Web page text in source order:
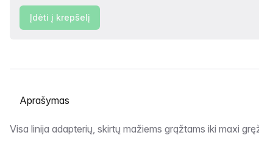
Įdėti į krepšelį
Pasirinkite skirtuką
Aprašymas
Visa linija adapterių, skirtų mažiems grąžtams iki maxi